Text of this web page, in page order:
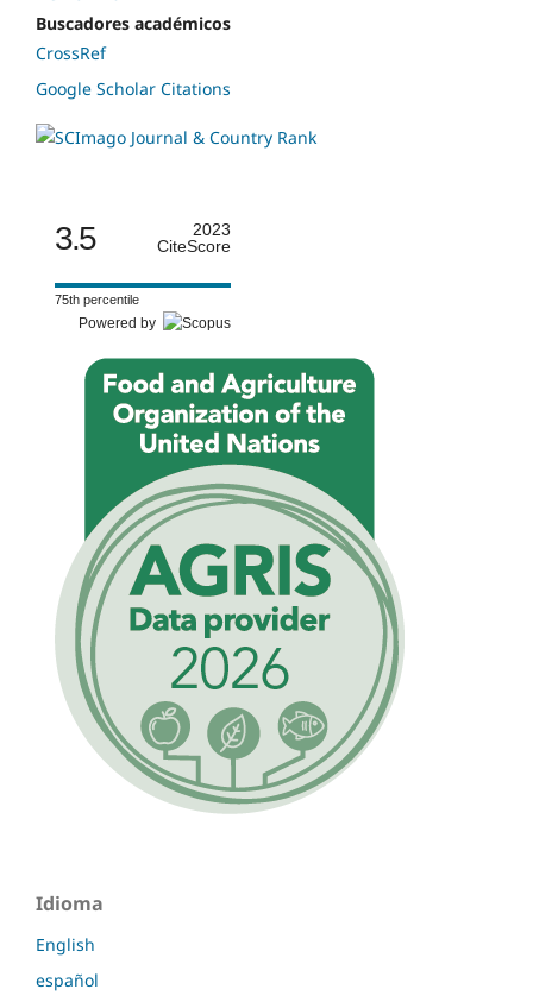
Buscadores académicos
CrossRef
Google Scholar Citations
3.5
2023
CiteScore
75th percentile
Powered by
Idioma
English
español